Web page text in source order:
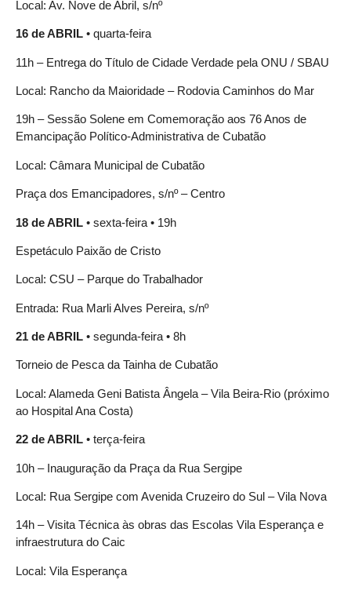
Local: Av. Nove de Abril, s/nº
16 de ABRIL • quarta-feira
11h – Entrega do Título de Cidade Verdade pela ONU / SBAU
Local: Rancho da Maioridade – Rodovia Caminhos do Mar
19h – Sessão Solene em Comemoração aos 76 Anos de
Emancipação Político-Administrativa de Cubatão
Local: Câmara Municipal de Cubatão
Praça dos Emancipadores, s/nº – Centro
18 de ABRIL • sexta-feira • 19h
Espetáculo Paixão de Cristo
Local: CSU – Parque do Trabalhador
Entrada: Rua Marli Alves Pereira, s/nº
21 de ABRIL • segunda-feira • 8h
Torneio de Pesca da Tainha de Cubatão
Local: Alameda Geni Batista Ângela – Vila Beira-Rio (próximo
ao Hospital Ana Costa)
22 de ABRIL • terça-feira
10h – Inauguração da Praça da Rua Sergipe
Local: Rua Sergipe com Avenida Cruzeiro do Sul – Vila Nova
14h – Visita Técnica às obras das Escolas Vila Esperança e
infraestrutura do Caic
Local: Vila Esperança